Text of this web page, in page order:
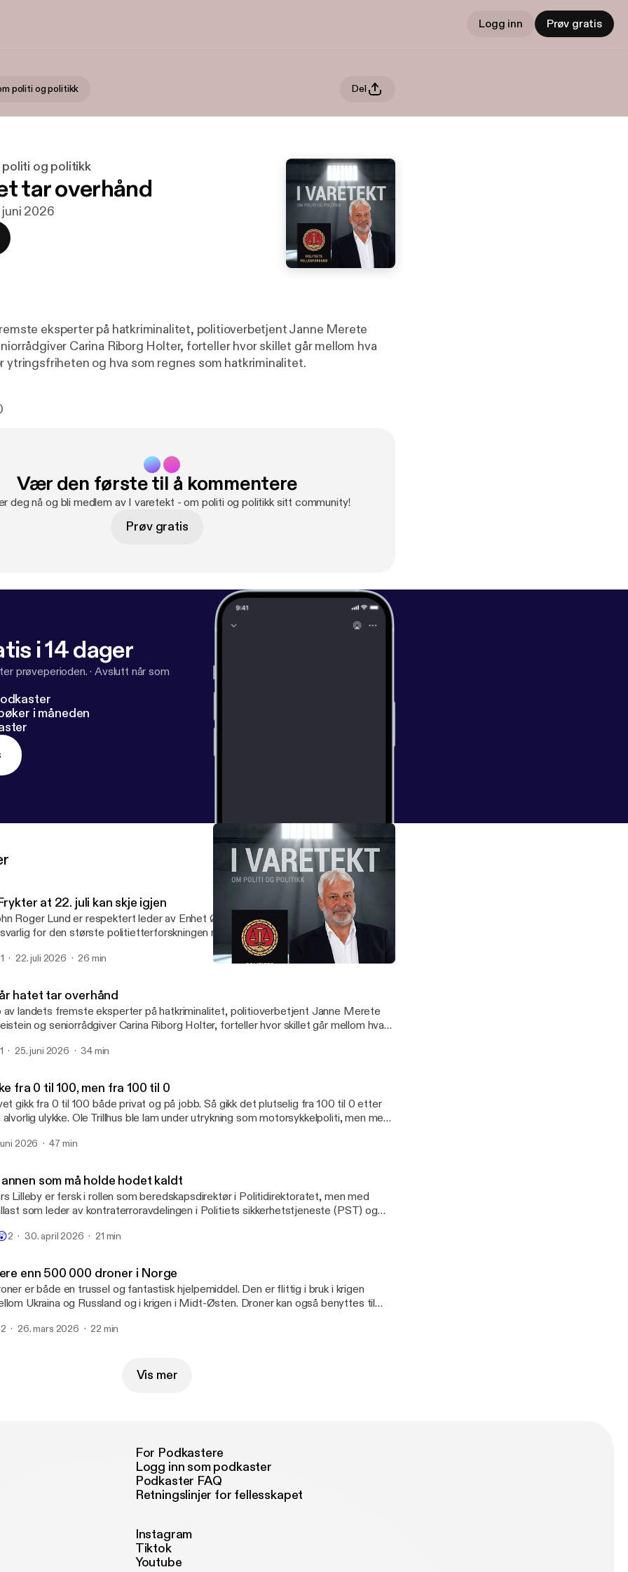
Logg inn Prøv gratis
politi og politikk Del
politi og politikk
tar overhånd
juni 2026
eksperter på hatkriminalitet, politioverbetjent Janne Merete
Carina Riborg Holter, forteller hvor skillet går mellom hva
ytringsfriheten og hva som regnes som hatkriminalitet.
Vær den første til å kommentere
deg nå og bli medlem av I varetekt - om politi og politikk sitt community!
Prøv gratis
i 14 dager
prøveperioden.·Avslutt når som
i måneden
at 22. juli kan skje igjen
Roger Lund er respektert leder av Enhet Øst i Oslo Politidistrikt. Han var også
for den største politietterforskningen noensinne etter terroren i Oslo og på
22. juli i 2011. - Norge er et åpent samfunn, og jeg frykter at terrorens
kan treffe oss igjen, sier han "I varetekt".
1 22. juli 2026 26 min
hatet tar overhånd
av landets fremste eksperter på hatkriminalitet, politioverbetjent Janne Merete
og seniorrådgiver Carina Riborg Holter, forteller hvor skillet går mellom hva
1 25. juni 2026 34 min
fra 0 til 100, men fra 100 til 0
gikk fra 0 til 100 både privat og på jobb. Så gikk det plutselig fra 100 til 0 etter
alvorlig ulykke. Ole Trillhus ble lam under utrykning som motorsykkelpoliti, men med
som forebygger i Drammen.
2026 47 min
som må holde hodet kaldt
Lilleby er fersk i rollen som beredskapsdirektør i Politidirektoratet, men med
som leder av kontraterroravdelingen i Politiets sikkerhetstjeneste (PST) og
situasjoner. - Politiet er dimensjonert for å håndtere alvorlige hendelser i
2 30. april 2026 21 min
enn 500 000 droner i Norge
er både en trussel og fantastisk hjelpemiddel. Den er flittig i bruk i krigen
Ukraina og Russland og i krigen i Midt-Østen. Droner kan også benyttes til
på Nasjonalt Beredskapssenter er antidronesjef og besitter enorm
2 26. mars 2026 22 min
Vis mer
For Podkastere
Logg inn som podkaster
Podkaster FAQ
Retningslinjer for fellesskapet
Instagram
Tiktok
Youtube